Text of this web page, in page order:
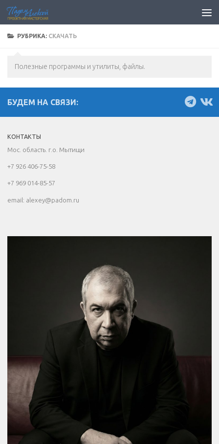
Перейти к содержимому
РУБРИКА: СКАЧАТЬ
Полезные программы и утилиты, файлы.
БУДЕМ НА СВЯЗИ:
КОНТАКТЫ
Мос. область. г.о. Мытищи
+7 926 406-75-58
+7 969 014-85-57
email: alexey@padom.ru